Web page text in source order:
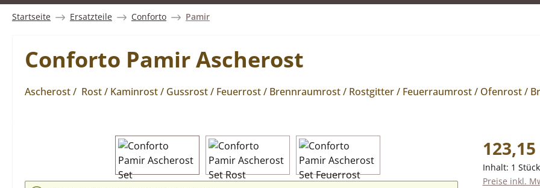
Startseite Ersatzteile Conforto Pamir
Conforto Pamir Ascherost
Ascherost / Rost / Kaminrost / Gussrost / Feuerrost / Brennraumrost / Rostgitter / Feuerraumrost / Ofenrost /
Bildergalerie überspringen Regulärer
123,15
Inhalt: 1 Stück
Preise inkl.